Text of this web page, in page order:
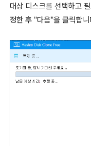
대상 디스크를 선택하고
정한 후 "다음"을 클릭합니